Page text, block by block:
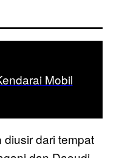
Mobil
dari tempat